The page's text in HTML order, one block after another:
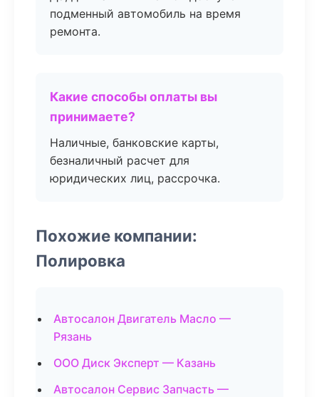
подменный автомобиль на время
ремонта.
Какие способы оплаты вы
принимаете?
Наличные, банковские карты,
безналичный расчет для
юридических лиц, рассрочка.
Похожие компании:
Полировка
Автосалон Двигатель Масло —
Рязань
ООО Диск Эксперт — Казань
Автосалон Сервис Запчасть —